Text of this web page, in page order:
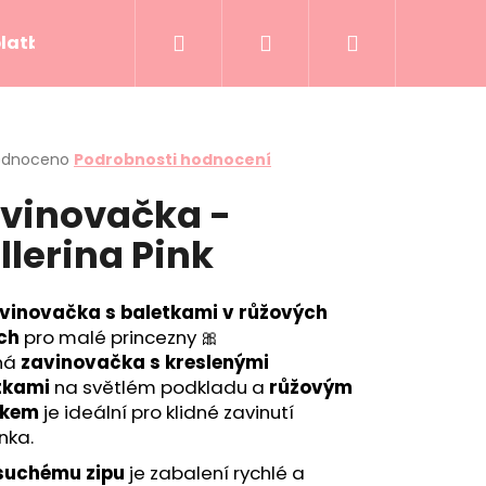
Kontakty Hodnocení obchodu
Přihlášení
Podrobnosti hodnocení
-
Pink
s baletkami v růžových
pro malé princezny 🎀
zavinovačka s kreslenými
na světlém podkladu a růžovým
je ideální pro klidné zavinutí
zipu je zabalení rychlé a
SKY